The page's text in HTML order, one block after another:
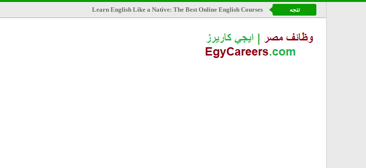
تتجه Learn English Like a Native: The Best Online English Courses